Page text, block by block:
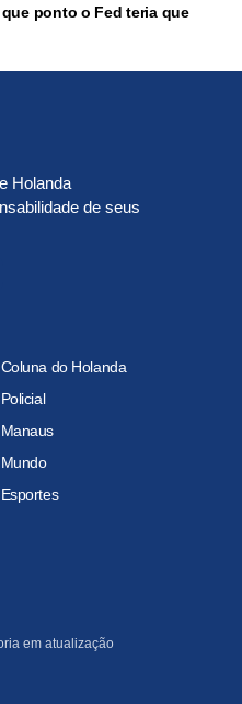
ponto o Fed teria que
Holanda
de seus
Coluna do Holanda
Policial
Manaus
Mundo
Esportes
em atualização